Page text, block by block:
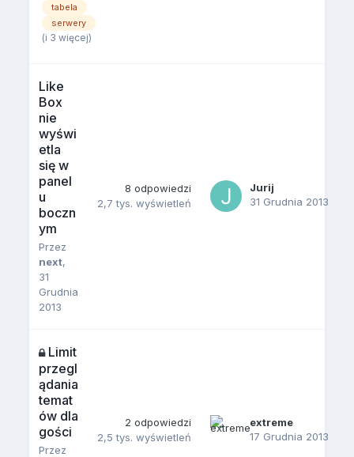
tabela
serwery
(i 3 więcej)
Like
Box
nie
wyświ
etla
się w
panel
u
boczn
ym
Przez
next,
31
Grudnia
2013
8 odpowiedzi
2,7 tys. wyświetleń
Jurij
31 Grudnia 2013
Limit
przegl
ądania
temat
ów dla
gości
Przez
2 odpowiedzi
2,5 tys. wyświetleń
extreme
17 Grudnia 2013